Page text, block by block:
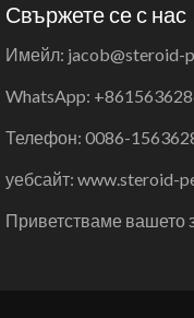
Свържете се с нас
Имейл: jacob@steroid-
WhatsApp:
Телефон: 0086-
уебсайт: www.steroid-
Приветстваме вашето